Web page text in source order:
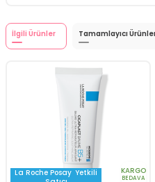
İlgili Ürünler Tamamlayıcı
La Roche Posay Yetkili
KARGO
BEDAVA